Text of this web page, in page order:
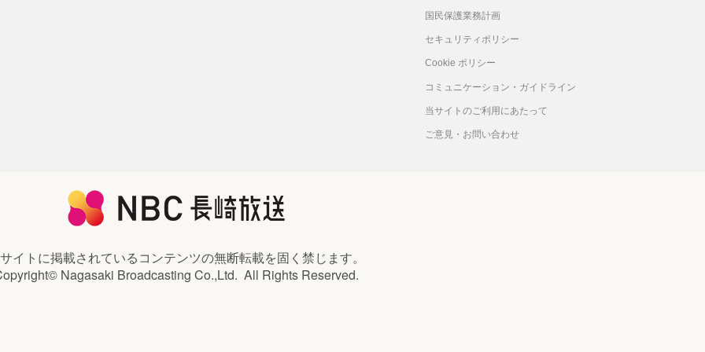
国民保護業務計画
セキュリティポリシー
Cookie ポリシー
コミュニケーション・ガイドライン
当サイトのご利用にあたって
ご意見・お問い合わせ
イトに掲載されているコンテンツの無断転載を固く禁じます。
Nagasaki Broadcasting Co.,Ltd. All Rights Reserved.